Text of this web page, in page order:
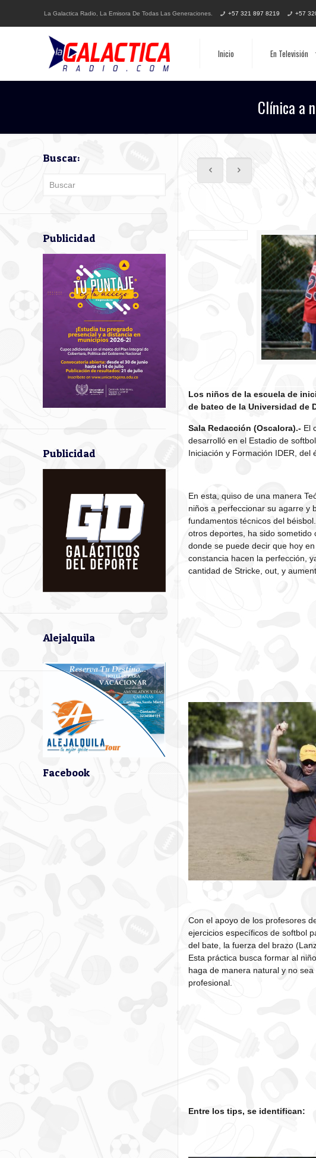
La Galactica Radio, La Emisora De Todas Las Generaciones. +57 321 897 8219 +57
Inicio En Televisión
Clínica a
Los niños de la escuela de
de bateo de la Universidad de
Sala Redacción (Oscalora).- El
desarrolló en el Estadio de
Iniciación y Formación IDER, del
En esta, quiso de una manera
niños a perfeccionar su agarre y
fundamentos técnicos del
otros deportes, ha sido sometido
donde se puede decir que hoy
constancia hacen la perfección,
cantidad de Stricke, out, y
Con el apoyo de los profesores
ejercicios específicos de softbol
del bate, la fuerza del brazo
Esta práctica busca formar al
haga de manera natural y no
profesional.
Entre los tips, se identifican:
Buscar:
Publicidad
Publicidad
Alejalquila
Facebook